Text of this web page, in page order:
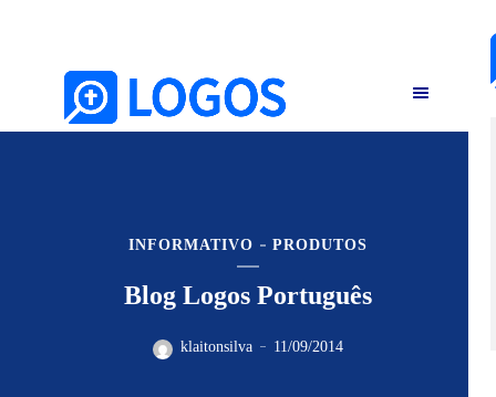
INFORMATIVO PRODUTOS
Blog Logos Português
klaitonsilva 11/09/2014